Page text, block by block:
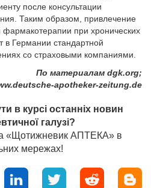
после консультации
Таким образом, привлечение
при хронических
в Германии стандартной
со страховыми компаниями.
По материалам dgk.org;
apotheker-zeitung.de
в курсі останніх новин
галузі?
«Щотижневик АПТЕКА» в
мережах!